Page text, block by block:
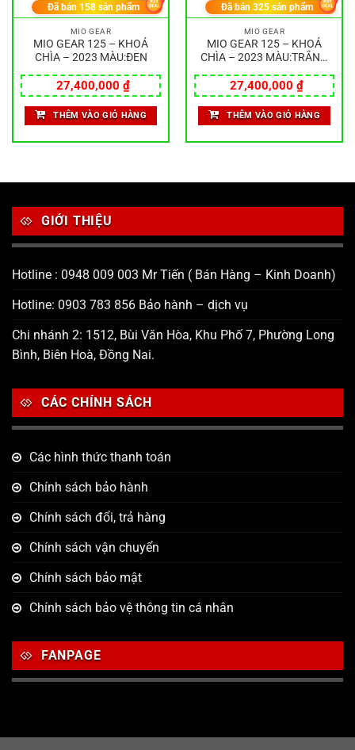
MIO GEAR
MIO GEAR 125 – KHOÁ
CHÌA – 2023 MÀU:ĐEN
27,400,000 ₫
Đã bán 158 sản phẩm
THÊM VÀO GIỎ HÀNG
MIO GEAR
MIO GEAR 125 – KHOÁ
CHÌA – 2023 MÀU:TRẮNG
27,400,000 ₫
Đã bán325 sản phẩm
THÊM VÀO GIỎ HÀNG
GIỚI THIỆU
Hotline : 0948 009 003 Mr Tiến ( Bán Hàng – Kinh Doanh)
Hotline: 0903 783 856 Bảo hành – dịch vụ
Chi nhánh 2: 1512, Bùi Văn Hòa, Khu Phố 7, Phường Long
Bình, Biên Hoà, Đồng Nai.
CÁC CHÍNH SÁCH
Các hình thức thanh toán
Chính sách bảo hành
Chính sách đổi, trả hàng
Chính sách vận chuyển
Chính sách bảo mật
Chính sách bảo vệ thông tin cá nhân
FANPAGE